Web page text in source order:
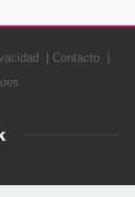
Contacto